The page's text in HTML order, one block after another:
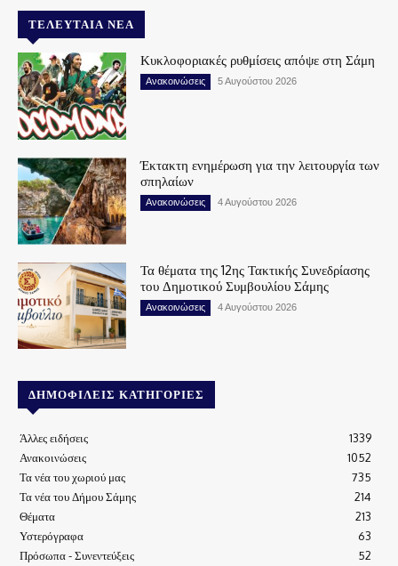
ΤΕΛΕΥΤΑΊΑ ΝΈΑ
Κυκλοφοριακές ρυθμίσεις απόψε στη Σάμη
Ανακοινώσεις 5 Αυγούστου 2026
Έκτακτη ενημέρωση για την λειτουργία των
σπηλαίων
Ανακοινώσεις 4 Αυγούστου 2026
Τα θέματα της 12ης Τακτικής Συνεδρίασης
του Δημοτικού Συμβουλίου Σάμης
Ανακοινώσεις 4 Αυγούστου 2026
ΔΗΜΟΦΙΛΕΊΣ ΚΑΤΗΓΟΡΊΕΣ
Άλλες ειδήσεις
1339
Ανακοινώσεις
1052
Τα νέα του χωριού μας
735
Τα νέα του Δήμου Σάμης
214
Θέματα
213
Υστερόγραφα
63
Πρόσωπα - Συνεντεύξεις
52